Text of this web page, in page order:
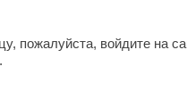
пожалуйста, войдите на